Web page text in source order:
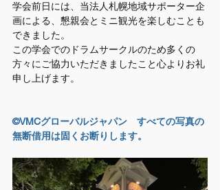
学会前日には、当法人札幌地域サポーター企
画による、懇親会とミニ観光を楽しむことも
できました。
この学会でのドラムサークルのため多くの
方々にご協力いただきましたこと心よりお礼
申し上げます。
©VMCグローバルジャパン　すべての写真の
無断借用は固くお断りします。